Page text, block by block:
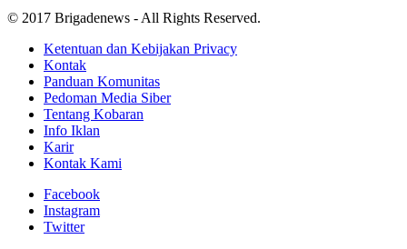
© 2017 Brigadenews - All Rights Reserved.
Ketentuan dan Kebijakan Privacy
Kontak
Panduan Komunitas
Pedoman Media Siber
Tentang Kobaran
Info Iklan
Karir
Kontak Kami
Facebook
Instagram
Twitter